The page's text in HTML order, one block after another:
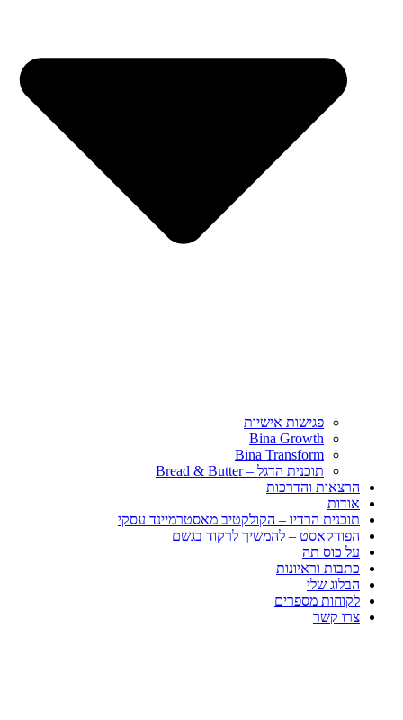
פגישות אישיות
Bina Growth
Bina Transform
תוכנית הדגל – Bread & Butter
הרצאות והדרכות
אודות
תוכנית הרדיו – הקולקטיב מאסטרמיינד עסקי
הפודקאסט – להמשיך לרקוד בגשם
על כוס תה
כתבות וראיונות
הבלוג שלי
לקוחות מספרים
צרו קשר